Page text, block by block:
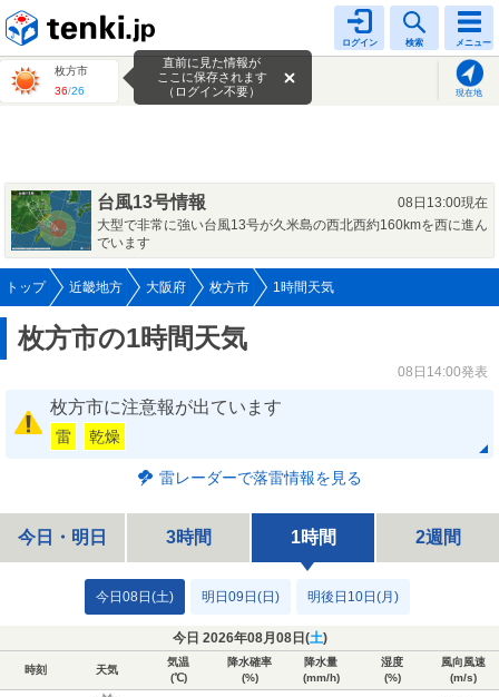
ログイン 検索 メニュー
枚方市
36/26 現在地
直前に見た情報が
ここに保存されます
（ログイン不要）
台風13号情報
08日13:00現在
大型で非常に強い台風13号が久米島の西北西約160kmを西に進ん
でいます
トップ 近畿地方 大阪府 枚方市 1時間天気
枚方市の1時間天気
08日14:00発表
枚方市に注意報が出ています
雷 乾燥
雷レーダーで落雷情報を見る
今日・明日 3時間 1時間 2週間
今日08日(土) 明日09日(日) 明後日10日(月)
今日 2026年08月08日(土)
時刻 天気
気温
(℃)
降水確率
(%)
降水量
(mm/h)
湿度
(%)
風向風速
(m/s)